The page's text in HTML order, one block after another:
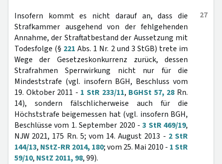
27
Insofern kommt es nicht darauf an, dass die
Strafkammer ausgehend von der fehlgehenden
Annahme, der Straftatbestand der Aussetzung mit
Todesfolge (§ 221 Abs. 1 Nr. 2 und 3 StGB) trete im
Wege der Gesetzeskonkurrenz zurück, dessen
Strafrahmen Sperrwirkung nicht nur für die
Mindeststrafe (vgl. insofern BGH, Beschluss vom
19. Oktober 2011 - 1 StR 233/11, BGHSt 57, 28 Rn.
14), sondern fälschlicherweise auch für die
Höchststrafe beigemessen hat (vgl. insofern BGH,
Beschlüsse vom 1. September 2020 -3 StR 469/19,
NJW 2021, 175 Rn. 5; vom 14. August 2013 - 2 StR
144/13, NStZ-RR 2014, 180; vom 25. Mai 2010 - 1 StR
59/10, NStZ 2011, 98, 99).